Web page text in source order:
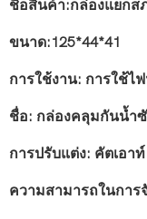
ชื่อสินค้า:กล่องแยกส
ขนาด:125*44*41
การใช้งาน: การใช้ไ
ชื่อ: กล่องคลุมกันน้ำซั
การปรับแต่ง: คัตเอาท์
ความสามารถในกา